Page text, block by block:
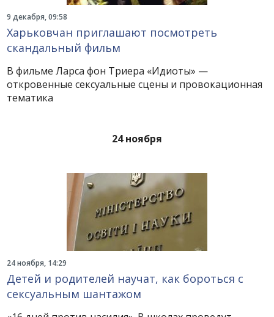
9 декабря, 09:58
Харьковчан приглашают посмотреть
скандальный фильм
В фильме Ларса фон Триера «Идиоты» —
откровенные сексуальные сцены и провокационная
тематика
24 ноября
24 ноября, 14:29
Детей и родителей научат, как бороться с
сексуальным шантажом